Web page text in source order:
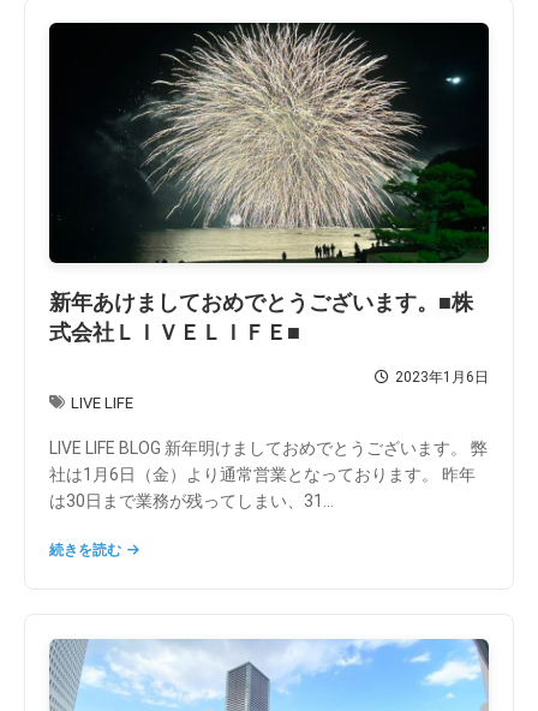
新年あけましておめでとうございます。■株
式会社ＬＩＶＥＬＩＦＥ■
2023年1月6日
LIVE LIFE
LIVE LIFE BLOG 新年明けましておめでとうございます。 弊
社は1月6日（金）より通常営業となっております。 昨年
は30日まで業務が残ってしまい、31...
続きを読む